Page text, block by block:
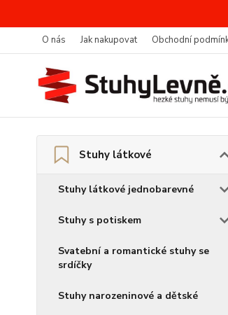
O nás Jak nakupovat Obchodní
Stuhy látkové
Stuhy látkové jednobarevné
Stuhy s potiskem
Svatební a romantické stuhy se
srdíčky
Stuhy narozeninové a dětské